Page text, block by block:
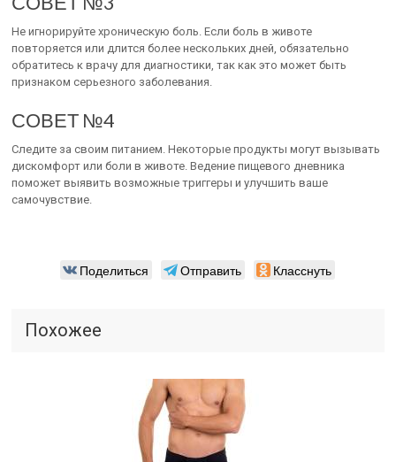
Не игнорируйте хроническую боль. Если боль в животе
повторяется или длится более нескольких дней, обязательно
обратитесь к врачу для диагностики, так как это может быть
признаком серьезного заболевания.
СОВЕТ №4
Следите за своим питанием. Некоторые продукты могут вызывать
дискомфорт или боли в животе. Ведение пищевого дневника
поможет выявить возможные триггеры и улучшить ваше
самочувствие.
Поделиться Отправить Класснуть
Похожее